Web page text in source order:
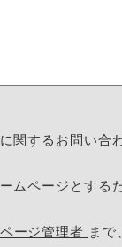
関するお問い合
ムページとする
ージ管理者 まで